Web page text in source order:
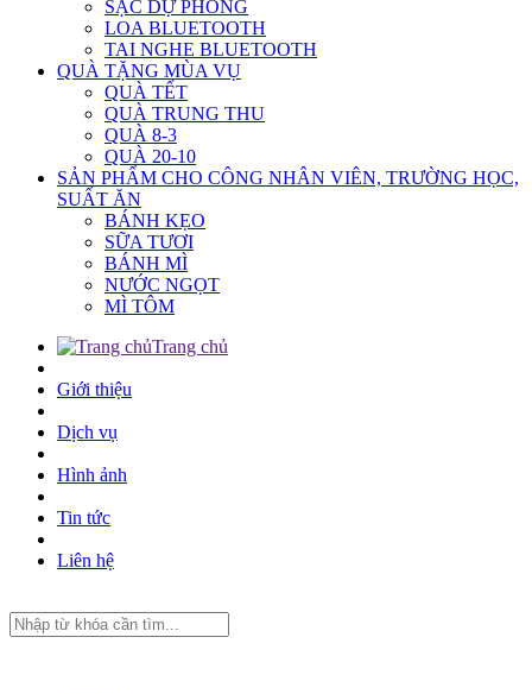
SẠC DỰ PHÒNG
LOA BLUETOOTH
TAI NGHE BLUETOOTH
QUÀ TẶNG MÙA VỤ
QUÀ TẾT
QUÀ TRUNG THU
QUÀ 8-3
QUÀ 20-10
SẢN PHẨM CHO CÔNG NHÂN VIÊN, TRƯỜNG HỌC,
SUẤT ĂN
BÁNH KẸO
SỮA TƯƠI
BÁNH MÌ
NƯỚC NGỌT
MÌ TÔM
Trang chủ
Giới thiệu
Dịch vụ
Hình ảnh
Tin tức
Liên hệ